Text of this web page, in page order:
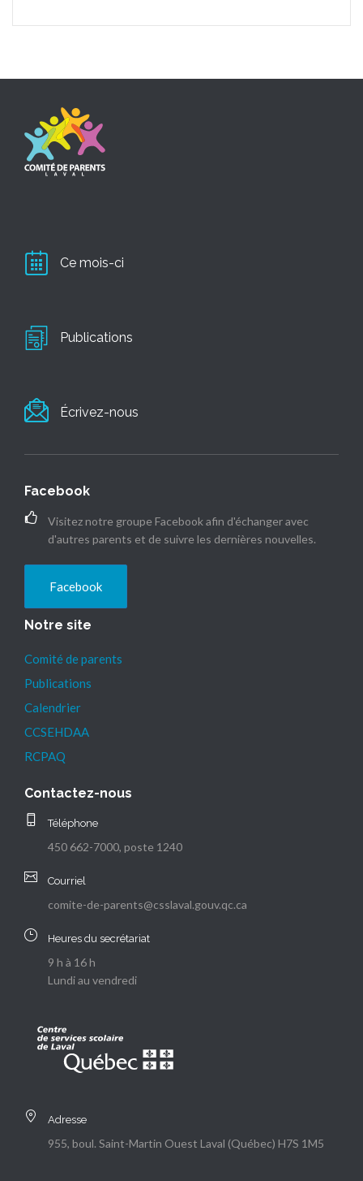
Ce mois-ci
Publications
Écrivez-nous
Facebook
Visitez notre groupe Facebook afin d'échanger avec
d'autres parents et de suivre les dernières nouvelles.
Facebook
Notre site
Comité de parents
Publications
Calendrier
CCSEHDAA
RCPAQ
Contactez-nous
Téléphone
450 662-7000, poste 1240
Courriel
comite-de-parents@csslaval.gouv.qc.ca
Heures du secrétariat
9 h à 16 h
Lundi au vendredi
Adresse
955, boul. Saint-Martin Ouest Laval (Québec) H7S 1M5